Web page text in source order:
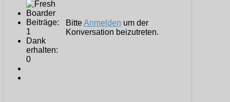
Beiträge:
1
Dank
erhalten:
0
BitteAnmelden um der
Konversation beizutreten.